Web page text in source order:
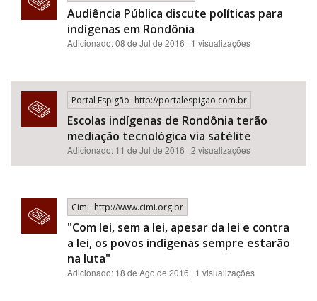
Audiência Pública discute políticas para
indígenas em Rondônia
Adicionado: 08 de Jul de 2016 | 1 visualizações
Portal Espigão- http://portalespigao.com.br
Escolas indígenas de Rondônia terão
mediação tecnológica via satélite
Adicionado: 11 de Jul de 2016 | 2 visualizações
Cimi- http://www.cimi.org.br
"Com lei, sem a lei, apesar da lei e contra
a lei, os povos indígenas sempre estarão
na luta"
Adicionado: 18 de Ago de 2016 | 1 visualizações